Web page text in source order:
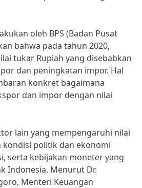
oleh BPS (Badan Pusat
bahwa pada tahun 2020,
tukar Rupiah yang disebabkan
dan peningkatan impor. Hal
konkret bagaimana
dan impor dengan nilai
lain yang mempengaruhi nilai
kondisi politik dan ekonomi
serta kebijakan moneter yang
Indonesia. Menurut Dr.
Menteri Keuangan